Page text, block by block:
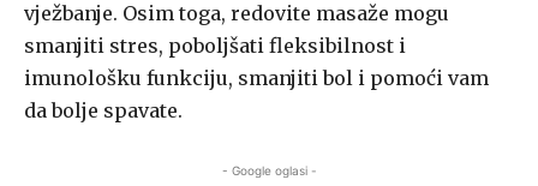
vježbanje. Osim toga, redovite masaže mogu
smanjiti stres, poboljšati fleksibilnost i
imunološku funkciju, smanjiti bol i pomoći vam
da bolje spavate.
- Google oglasi -